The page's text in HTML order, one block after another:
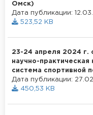
Омск)
Дата публикации:
523,52 KB
23-24 апреля 2024 г.
научно-
система спортивной
Дата публикации:
450,53 KB